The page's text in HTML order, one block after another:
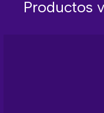
Productos